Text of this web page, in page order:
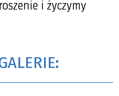
i życzymy